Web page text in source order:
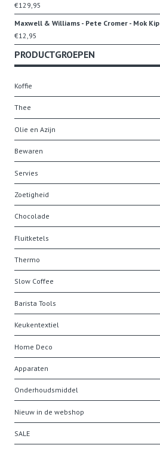
€129,95
Maxwell & Williams - Pete Cromer - Mok Kip
€12,95
PRODUCTGROEPEN
Koffie
Thee
Olie en Azijn
Bewaren
Servies
Zoetigheid
Chocolade
Fluitketels
Thermo
Slow Coffee
Barista Tools
Keukentextiel
Home Deco
Apparaten
Onderhoudsmiddel
Nieuw in de webshop
SALE